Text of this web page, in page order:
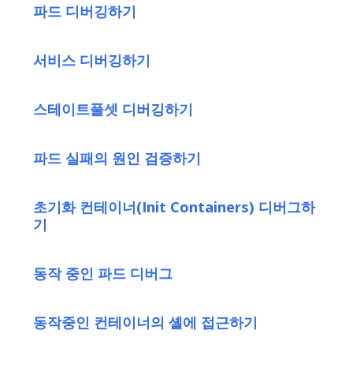
파드 디버깅하기
서비스 디버깅하기
스테이트풀셋 디버깅하기
파드 실패의 원인 검증하기
초기화 컨테이너(Init Containers) 디버그하
기
동작 중인 파드 디버그
동작중인 컨테이너의 셸에 접근하기